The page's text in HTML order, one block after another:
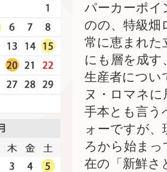
パーカーポイ
のの、特級畑
常に恵まれた
にも層を成す
生産者につい
ヌ・ロマネ
手本とも言う
ォーですが
ろから始まっ
在の「新鮮さ